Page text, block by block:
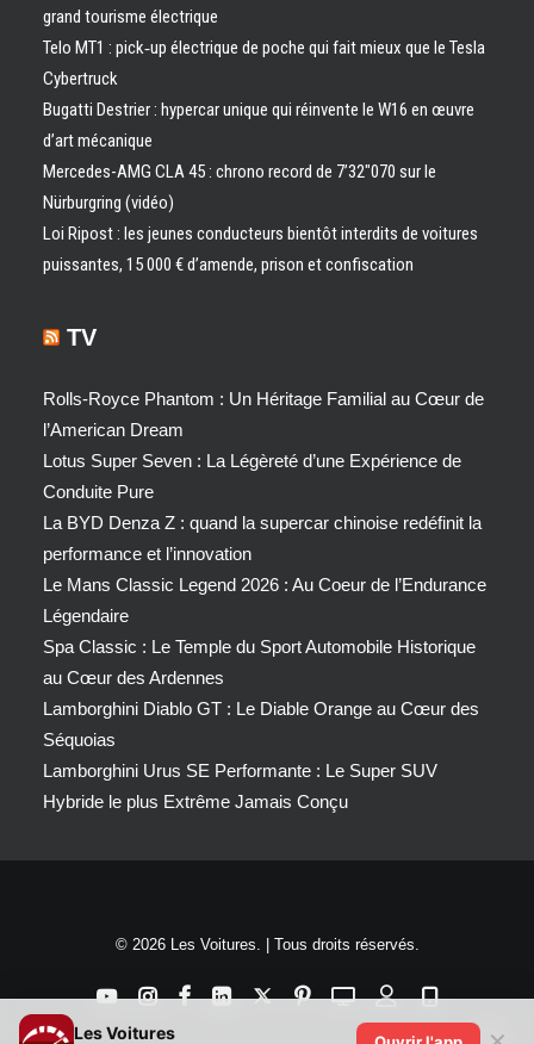
grand tourisme électrique
Telo MT1 : pick‑up électrique de poche qui fait mieux que le Tesla
Cybertruck
Bugatti Destrier : hypercar unique qui réinvente le W16 en œuvre
d’art mécanique
Mercedes-AMG CLA 45 : chrono record de 7’32″070 sur le
Nürburgring (vidéo)
Loi Ripost : les jeunes conducteurs bientôt interdits de voitures
puissantes, 15 000 € d’amende, prison et confiscation
TV
Rolls-Royce Phantom : Un Héritage Familial au Cœur de
l’American Dream
Lotus Super Seven : La Légèreté d’une Expérience de
Conduite Pure
La BYD Denza Z : quand la supercar chinoise redéfinit la
performance et l’innovation
Le Mans Classic Legend 2026 : Au Coeur de l’Endurance
Légendaire
Spa Classic : Le Temple du Sport Automobile Historique
au Cœur des Ardennes
Lamborghini Diablo GT : Le Diable Orange au Cœur des
Séquoias
Lamborghini Urus SE Performante : Le Super SUV
Hybride le plus Extrême Jamais Conçu
© 2026 Les Voitures. | Tous droits réservés.
Les Voitures